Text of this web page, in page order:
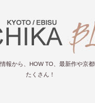
報から、HOW TO、最新作や京
たくさん！